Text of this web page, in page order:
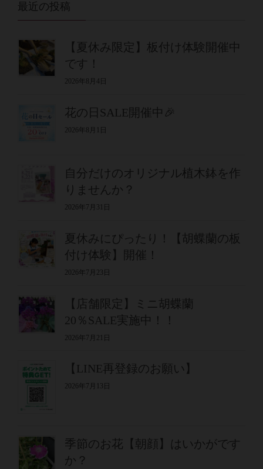
最近の投稿
【夏休み限定】板付け体験開催中
です！
2026年8月4日
花の日SALE開催中🎉
2026年8月1日
自分だけのオリジナル植木鉢を作
りませんか？
2026年7月31日
夏休みにぴったり！【胡蝶蘭の板
付け体験】開催！
2026年7月23日
【店舗限定】ミニ胡蝶蘭
20％SALE実施中！！
2026年7月21日
【LINE再登録のお願い】
2026年7月13日
季節のお花【朝顔】はいかがです
か？